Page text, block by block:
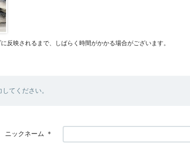
反映されるまで、しばらく時間がかかる場合がございます。
てください。
ニックネーム ＊